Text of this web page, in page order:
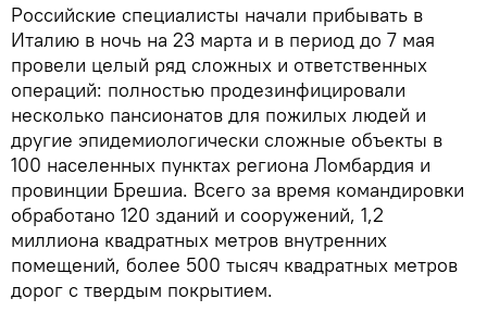
Российские специалисты начали прибывать в
Италию в ночь на 23 марта и в период до 7 мая
провели целый ряд сложных и ответственных
операций: полностью продезинфицировали
несколько пансионатов для пожилых людей и
другие эпидемиологически сложные объекты в
100 населенных пунктах региона Ломбардия и
провинции Брешиа. Всего за время командировки
обработано 120 зданий и сооружений, 1,2
миллиона квадратных метров внутренних
помещений, более 500 тысяч квадратных метров
дорог с твердым покрытием.